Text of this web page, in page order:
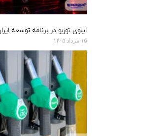
اینوی توربو در برنامه توسعه
۱۵ مرداد ۱۴۰۵